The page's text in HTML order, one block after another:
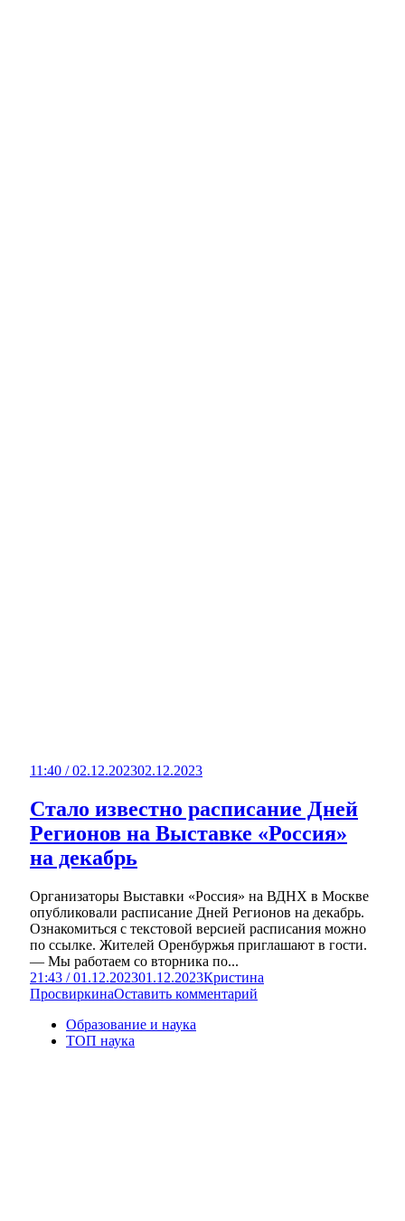
11:40 / 02.12.202302.12.2023
Стало известно расписание Дней
Регионов на Выставке «Россия»
на декабрь
Организаторы Выставки «Россия» на ВДНХ в Москве
опубликовали расписание Дней Регионов на декабрь.
Ознакомиться с текстовой версией расписания можно
по ссылке. Жителей Оренбуржья приглашают в гости.
— Мы работаем со вторника по...
21:43 / 01.12.202301.12.2023Кристина
ПросвиркинаОставить комментарий
Образование и наука
ТОП наука